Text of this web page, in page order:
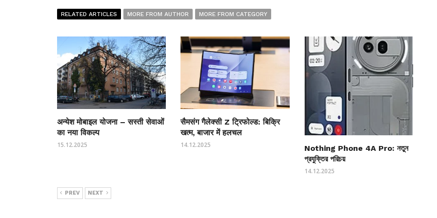
RELATED ARTICLES MORE FROM AUTHOR MORE FROM CATEGORY
अन्येश मोबाइल योजना – सस्ती सेवाओं
का नया विकल्प
15.12.2025
सैमसंग गैलेक्सी Z ट्रिफोल्ड: बिक्रि
खत्म, बाजार में हलचल
14.12.2025
Nothing Phone 4A Pro: নতুন
প্রযুক্তির পরিচয়
14.12.2025
PREV NEXT